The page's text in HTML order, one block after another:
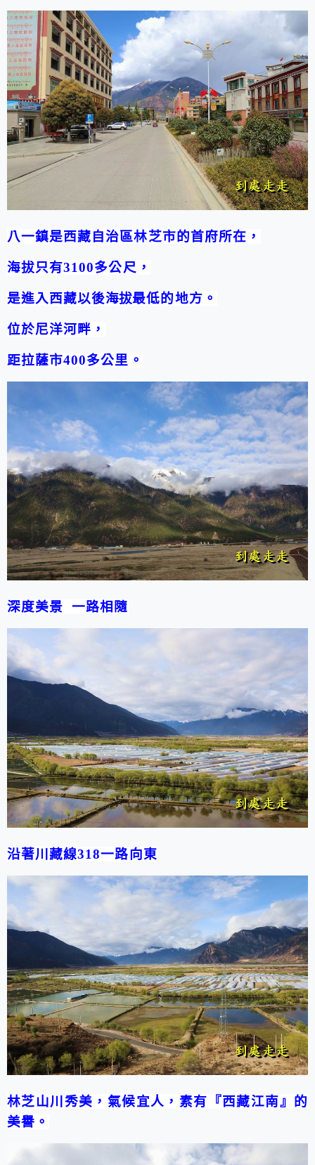
八一鎮是西藏自治區林芝市的首府所在，
海拔只有3100多公尺 ，
是進入西藏以後海拔最低的地方。
位於尼洋河畔，
距拉薩市400多公里。
深度美景 一路相隨
沿著川藏線318一路向東
林芝山川秀美，氣候宜人，素有『西藏江南』的
美譽。